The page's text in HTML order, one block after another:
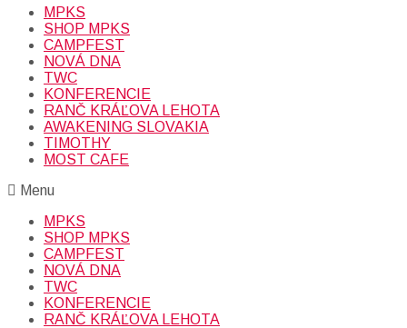
MPKS
SHOP MPKS
CAMPFEST
NOVÁ DNA
TWC
KONFERENCIE
RANČ KRÁĽOVA LEHOTA
AWAKENING SLOVAKIA
TIMOTHY
MOST CAFE
Menu
MPKS
SHOP MPKS
CAMPFEST
NOVÁ DNA
TWC
KONFERENCIE
RANČ KRÁĽOVA LEHOTA